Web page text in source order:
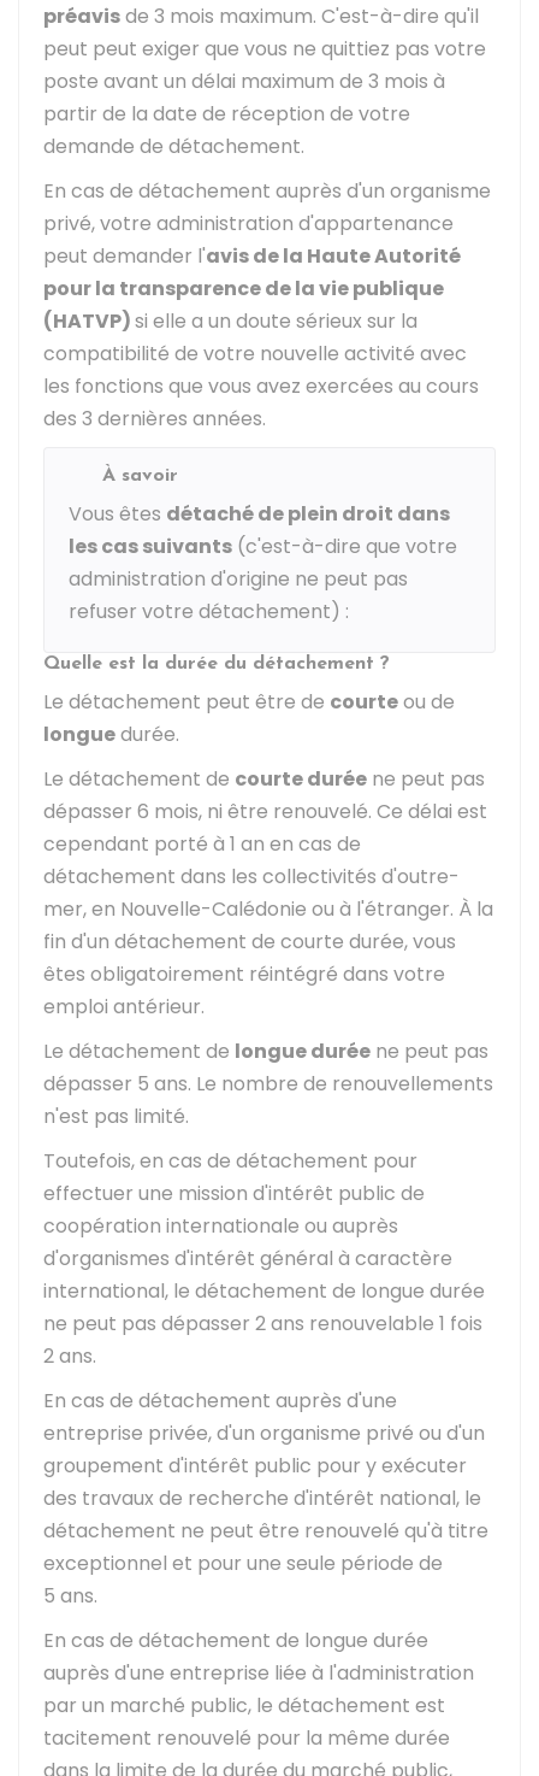
préavisde 3 mois maximum. C'est-à-dire qu'il
peut peut exiger que vous ne quittiez pas votre
poste avant un délai maximum de 3 mois à
partir de la date de réception de votre
demande de détachement.
En cas de détachement auprès d'un organisme
privé, votre administration d'appartenance
peut demander l'avis de la Haute Autorité
pour la transparence de la vie publique
(HATVP)si elle a un doute sérieux sur la
compatibilité de votre nouvelle activité avec
les fonctions que vous avez exercées au cours
des 3 dernières années.
À savoir
Vous êtes détaché de plein droit dans
les cas suivants (c'est-à-dire que votre
administration d'origine ne peut pas
refuser votre détachement) :
Quelle est la durée du détachement ?
Le détachement peut être de courteou de
longuedurée.
Le détachement de courte durée ne peut pas
dépasser 6 mois, ni être renouvelé. Ce délai est
cependant porté à 1 an en cas de
détachement dans les collectivités d'outre-
mer, en Nouvelle-Calédonie ou à l'étranger. À la
fin d'un détachement de courte durée, vous
êtes obligatoirement réintégré dans votre
emploi antérieur.
Le détachement de longue durée ne peut pas
dépasser 5 ans. Le nombre de renouvellements
n'est pas limité.
Toutefois, en cas de détachement pour
effectuer une mission d'intérêt public de
coopération internationale ou auprès
d'organismes d'intérêt général à caractère
international, le détachement de longue durée
ne peut pas dépasser 2 ans renouvelable 1 fois
2 ans.
En cas de détachement auprès d'une
entreprise privée, d'un organisme privé ou d'un
groupement d'intérêt public pour y exécuter
des travaux de recherche d'intérêt national, le
détachement ne peut être renouvelé qu'à titre
exceptionnel et pour une seule période de
5 ans.
En cas de détachement de longue durée
auprès d'une entreprise liée à l'administration
par un marché public, le détachement est
tacitement renouvelé pour la même durée